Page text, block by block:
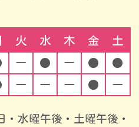
水曜午後・土曜午後・
火 水 木 金
土
ー ● ー ●
●
ー ー ー ● ー